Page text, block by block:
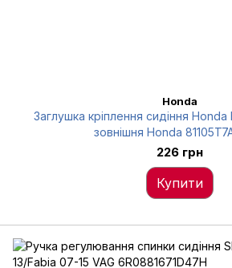
Honda
Заглушка кріплення сидіння Honda
зовнішня Honda
226 грн
Купити